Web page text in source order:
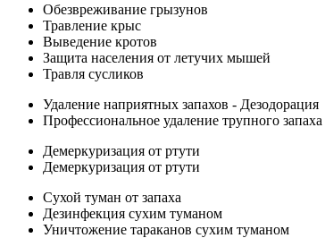
Обезвреживание грызунов
Травление крыс
Выведение кротов
Защита населения от летучих мышей
Травля сусликов
Удаление наприятных запахов - Дезодорация
Профессиональное удаление трупного запаха
Демеркуризация от ртути
Демеркуризация от ртути
Сухой туман от запаха
Дезинфекция сухим туманом
Уничтожение тараканов сухим туманом